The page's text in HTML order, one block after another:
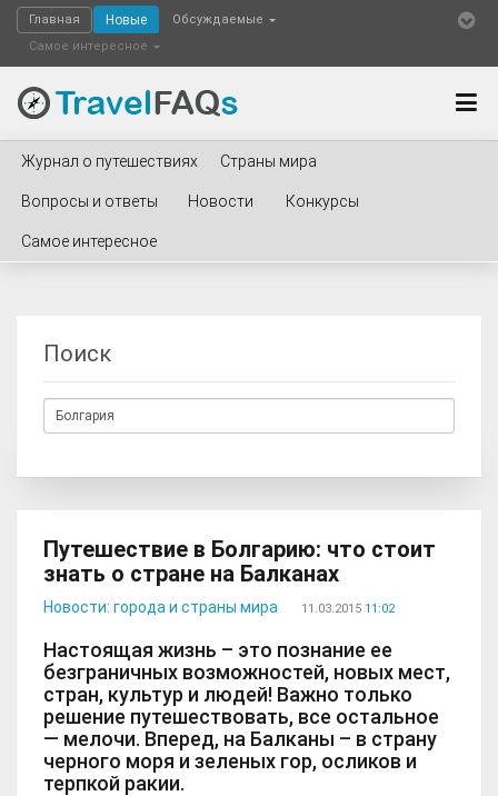
Главная Новые
Обсуждаемые
Самое интересное
Журнал о путешествиях Страны мира
Вопросы и ответы Новости Конкурсы
Самое интересное
Поиск
Путешествие в Болгарию: что стоит
знать о стране на Балканах
Новости: города и страны мира 11.03.2015 11:02
Настоящая жизнь – это познание ее
безграничных возможностей, новых мест,
стран, культур и людей! Важно только
решение путешествовать, все остальное
— мелочи. Вперед, на Балканы – в страну
черного моря и зеленых гор, осликов и
терпкой ракии.